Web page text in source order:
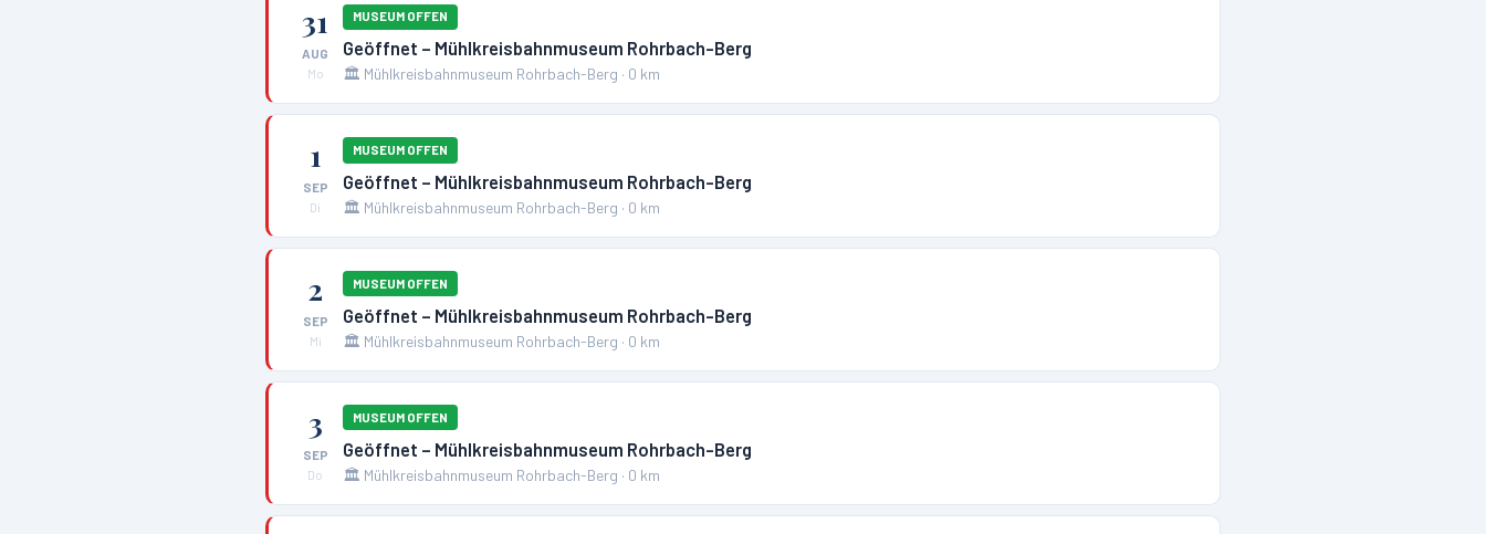
31
AUG
Mo
MUSEUM OFFEN
Geöffnet – Mühlkreisbahnmuseum Rohrbach-Berg
🏛️ Mühlkreisbahnmuseum Rohrbach-Berg · 0 km
1
SEP
Di
MUSEUM OFFEN
Geöffnet – Mühlkreisbahnmuseum Rohrbach-Berg
🏛️ Mühlkreisbahnmuseum Rohrbach-Berg · 0 km
2
SEP
Mi
MUSEUM OFFEN
Geöffnet – Mühlkreisbahnmuseum Rohrbach-Berg
🏛️ Mühlkreisbahnmuseum Rohrbach-Berg · 0 km
3
SEP
Do
MUSEUM OFFEN
Geöffnet – Mühlkreisbahnmuseum Rohrbach-Berg
🏛️ Mühlkreisbahnmuseum Rohrbach-Berg · 0 km